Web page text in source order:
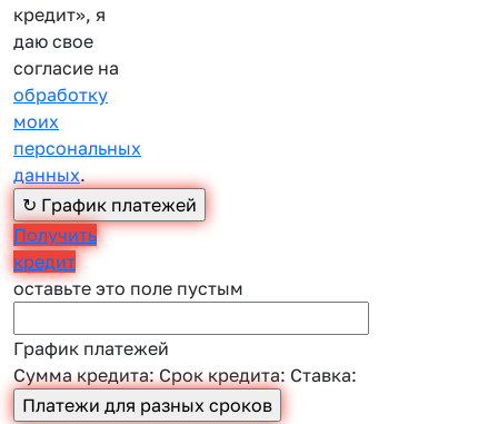
кредит», я
даю свое
согласие на
обработку
моих
персональных
данных.
Получить
кредит
оставьте это поле пустым
График платежей
Сумма кредита:Срок кредита: Ставка: